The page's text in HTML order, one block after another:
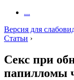
...
Версия для
Статьи ›
Секс при
папилломы